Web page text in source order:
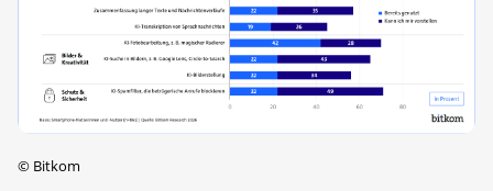
© Bitkom